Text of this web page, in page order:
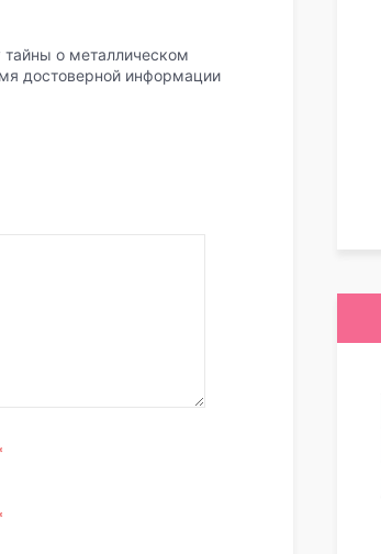
о металлическом
достоверной информации